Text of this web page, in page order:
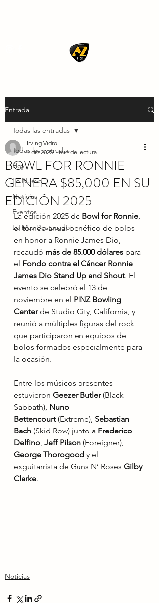
Entrada
Todas las entradas
Hoy
Lo Nuevo
Noticias
Eventos
Lo Mas Destacado
Todas las entradas
BOWL FOR RONNIE
GENERA $85,000 EN SU
EDICIÓN 2025
Irving Vidro
4 dic 2025 1 min de lectura
La edición 2025 de Bowl for Ronnie,
el torneo anual benéfico de bolos
en honor a Ronnie James Dio,
recaudó más de 85.000 dólares para
el Fondo contra el Cáncer Ronnie
James Dio Stand Up and Shout. El
evento se celebró el 13 de
noviembre en el PINZ Bowling
Center de Studio City, California, y
reunió a múltiples figuras del rock
que participaron en equipos de
bolos formados especialmente para
la ocasión.
Entre los músicos presentes
estuvieron Geezer Butler (Black
Sabbath), Nuno
Bettencourt (Extreme), Sebastian
Bach (Skid Row) junto a Frederico
Delfino, Jeff Pilson (Foreigner),
George Thorogood y el
exguitarrista de Guns N’ Roses Gilby
Clarke.
Noticias